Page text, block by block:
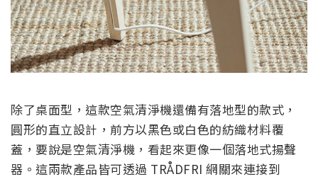
除了桌面型，這款空氣清淨機還備有落地型的款式，
圓形的直立設計，前方以黑色或白色的紡織材料覆
蓋，要說是空氣清淨機，看起來更像一個落地式揚聲
器。這兩款產品皆可透過 TRÅDFRI 網關來連接到